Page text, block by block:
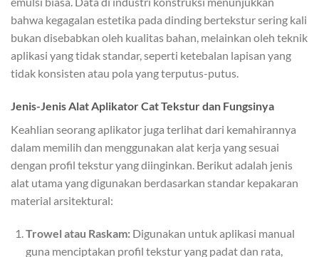
bahwa kegagalan estetika pada dinding bertekstur sering kali
bukan disebabkan oleh kualitas bahan, melainkan oleh teknik
aplikasi yang tidak standar, seperti ketebalan lapisan yang
tidak konsisten atau pola yang terputus-putus.
Jenis-Jenis Alat Aplikator Cat Tekstur dan Fungsinya
Keahlian seorang aplikator juga terlihat dari kemahirannya
dalam memilih dan menggunakan alat kerja yang sesuai
dengan profil tekstur yang diinginkan. Berikut adalah jenis
alat utama yang digunakan berdasarkan standar kepakaran
material arsitektural:
Trowel atau Raskam:Digunakan untuk aplikasi manual
guna menciptakan profil tekstur yang padat dan rata,